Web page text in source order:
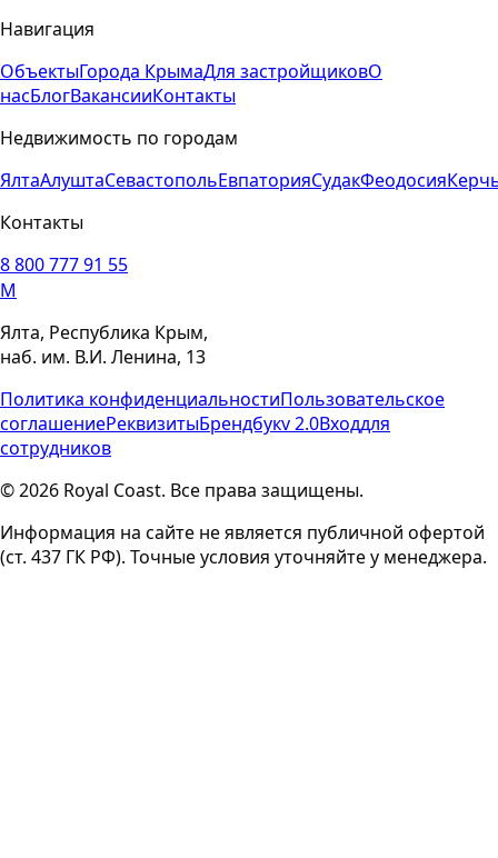
Навигация
ОбъектыГорода КрымаДля застройщиковО
насБлогВакансииКонтакты
Недвижимость по городам
ЯлтаАлуштаСевастопольЕвпаторияСудакФеодосия
Контакты
8 800 777 91 55
M
Ялта, Республика Крым,
наб. им. В.И. Ленина, 13
Политика конфиденциальностиПользовательское
соглашениеРеквизитыБрендбукv 2.0Входдля
сотрудников
© 2026 Royal Coast. Все права защищены.
Информация на сайте не является публичной офертой
(ст. 437 ГК РФ). Точные условия уточняйте у менеджера.